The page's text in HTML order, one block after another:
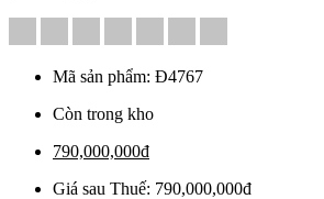
Mã sản phẩm: Đ4767
Còn trong kho
790,000,000đ
Giá sau Thuế: 790,000,000đ